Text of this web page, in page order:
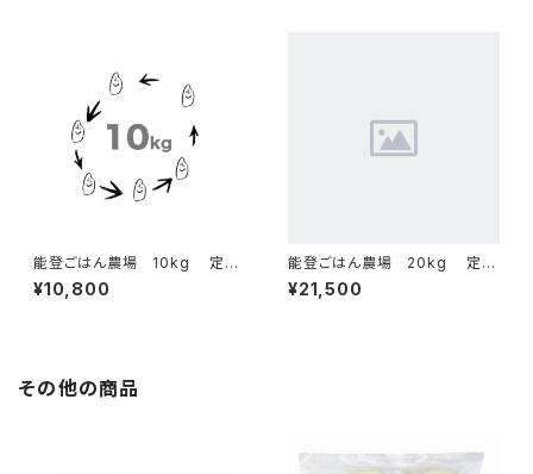
能登ごはん農場 10kg 定期
配送コース
¥10,800
能登ごはん農場 20kg 定期
配送コース
¥21,500
その他の商品